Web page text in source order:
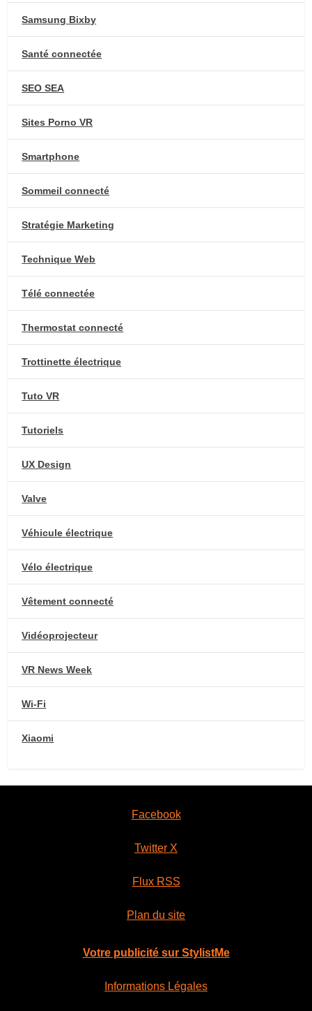
Samsung Bixby
Santé connectée
SEO SEA
Sites Porno VR
Smartphone
Sommeil connecté
Stratégie Marketing
Technique Web
Télé connectée
Thermostat connecté
Trottinette électrique
Tuto VR
Tutoriels
UX Design
Valve
Véhicule électrique
Vélo électrique
Vêtement connecté
Vidéoprojecteur
VR News Week
Wi-Fi
Xiaomi
Facebook
Twitter X
Flux RSS
Plan du site
Votre publicité sur StylistMe
Informations Légales